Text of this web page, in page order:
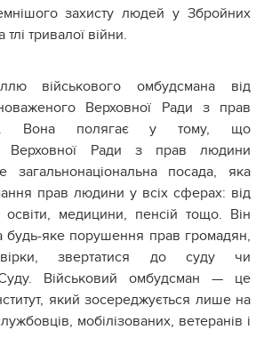
захисту людей у Збройних
тривалої війни.
військового омбудсмана від
Верховної Ради з прав
Вона полягає у тому, що
Верховної Ради з прав людини
посада, яка
прав людини у всіх сферах: від
освіти, медицини, пенсій тощо. Він
будь-яке порушення прав громадян,
звертатися до суду чи
Суду. Військовий омбудсман — це
який зосереджується лише на
мобілізованих, ветеранів і